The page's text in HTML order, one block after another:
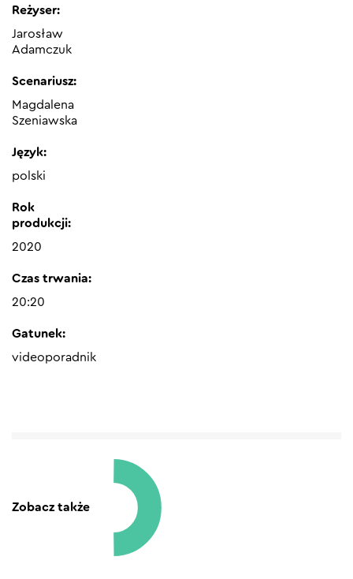
Reżyser:
Jarosław
Adamczuk
Scenariusz:
Magdalena
Szeniawska
Język:
polski
Rok
produkcji:
2020
Czas trwania:
20:20
Gatunek:
videoporadnik
Zobacz także